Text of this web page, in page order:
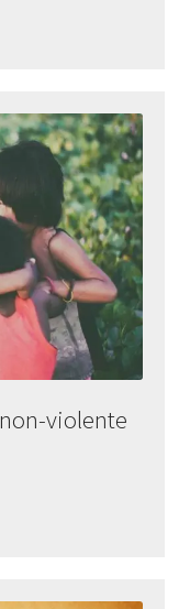
violente